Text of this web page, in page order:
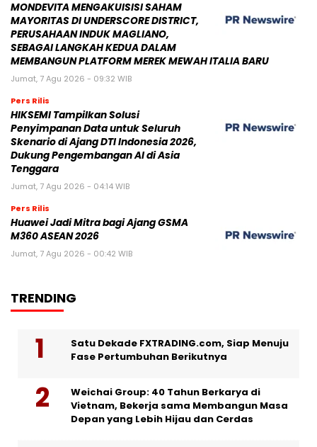
MONDEVITA MENGAKUISISI SAHAM
MAYORITAS DI UNDERSCORE DISTRICT,
PERUSAHAAN INDUK MAGLIANO,
SEBAGAI LANGKAH KEDUA DALAM
MEMBANGUN PLATFORM MEREK MEWAH ITALIA BARU
Jumat, 7 Agu 2026 - 09:32 WIB
Pers Rilis
HIKSEMI Tampilkan Solusi
Penyimpanan Data untuk Seluruh
Skenario di Ajang DTI Indonesia 2026,
Dukung Pengembangan AI di Asia
Tenggara
Jumat, 7 Agu 2026 - 04:14 WIB
Pers Rilis
Huawei Jadi Mitra bagi Ajang GSMA
M360 ASEAN 2026
Jumat, 7 Agu 2026 - 00:42 WIB
TRENDING
Satu Dekade FXTRADING.com, Siap Menuju
Fase Pertumbuhan Berikutnya
Weichai Group: 40 Tahun Berkarya di
Vietnam, Bekerja sama Membangun Masa
Depan yang Lebih Hijau dan Cerdas